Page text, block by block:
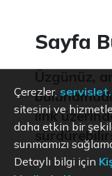
Sayfa
Üzgünüz,
link
Çerezler,
sitesini ve
daha etkin bir
sunmamızı
Detaylı bilgi için